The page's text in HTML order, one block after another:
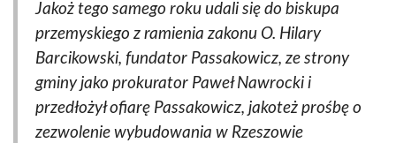
Jakoż tego samego roku udali się do biskupa
przemyskiego z ramienia zakonu O. Hilary
Barcikowski, fundator Passakowicz, ze strony
gminy jako prokurator Paweł Nawrocki i
przedłożył ofiarę Passakowicz, jakoteż prośbę o
zezwolenie wybudowania w Rzeszowie